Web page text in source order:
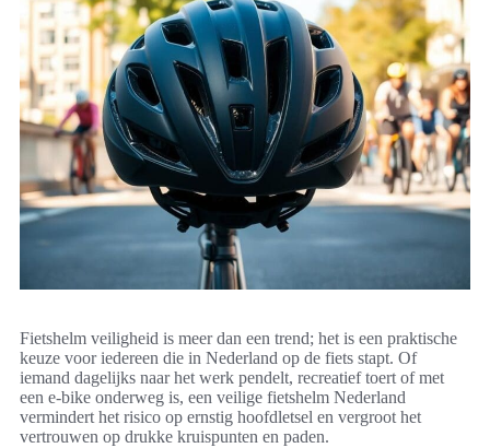
Fietshelm veiligheid is meer dan een trend; het is een praktische
keuze voor iedereen die in Nederland op de fiets stapt. Of
iemand dagelijks naar het werk pendelt, recreatief toert of met
een e-bike onderweg is, een veilige fietshelm Nederland
vermindert het risico op ernstig hoofdletsel en vergroot het
vertrouwen op drukke kruispunten en paden.